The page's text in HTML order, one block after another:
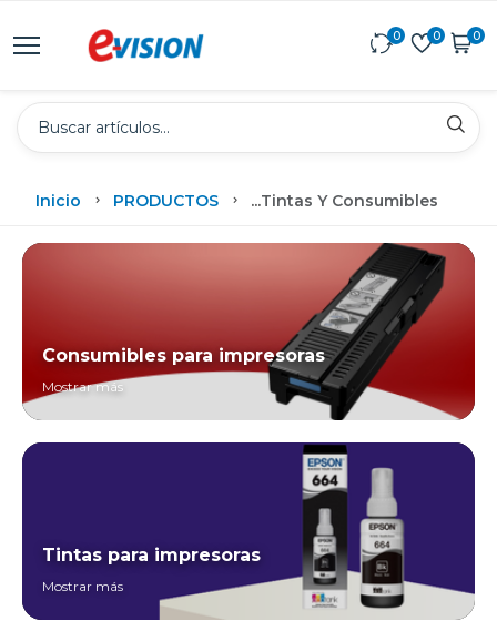
0 0 0
Inicio PRODUCTOS ...Tintas Y Consumibles
Consumibles para impresoras
Mostrar más
Tintas para impresoras
Mostrar más